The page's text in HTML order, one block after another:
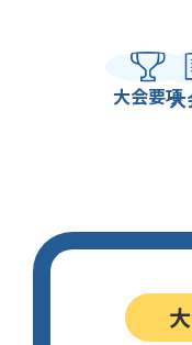
大会要項
大